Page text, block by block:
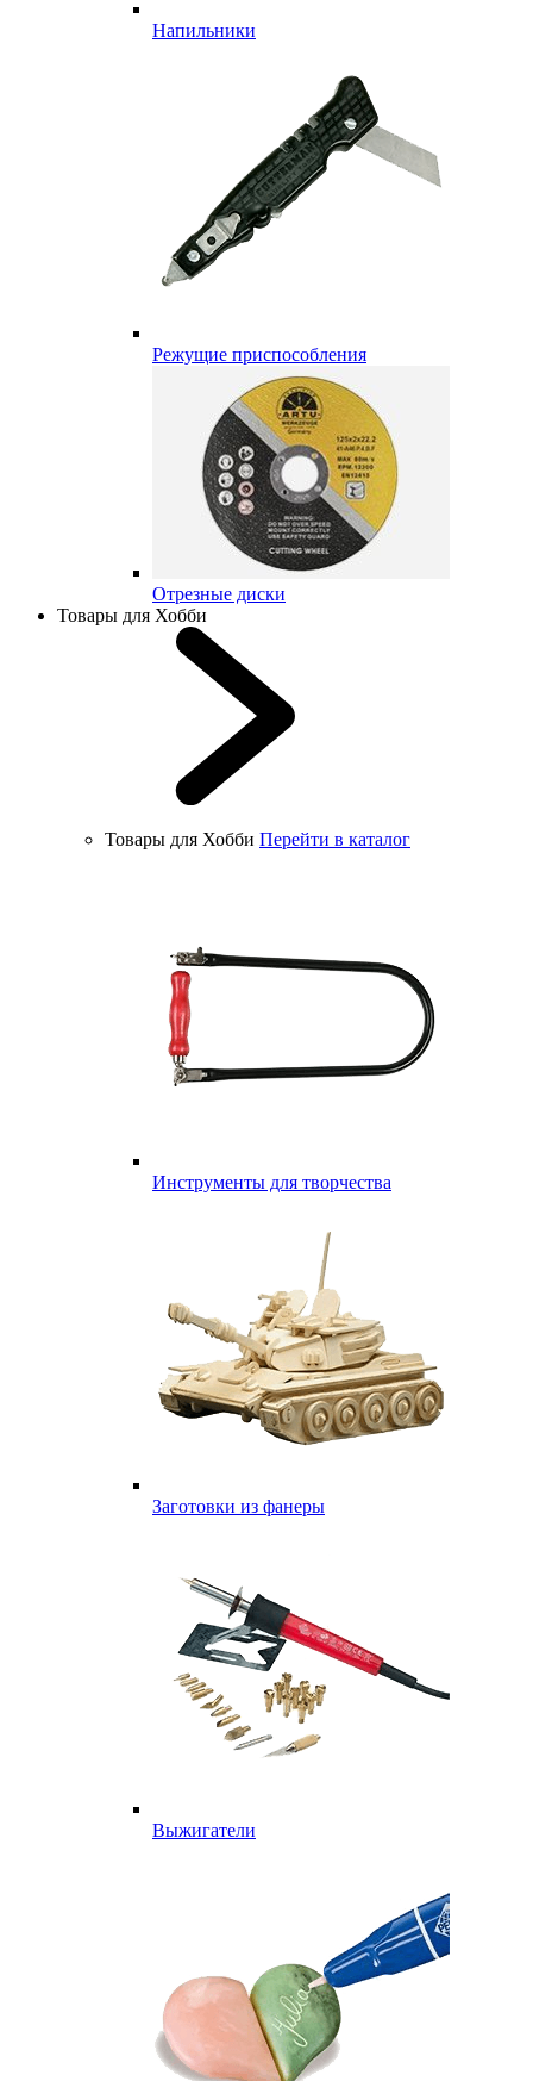
Напильники
Режущие приспособления
Отрезные диски
Товары для Хобби
Товары для Хобби Перейти в каталог
Инструменты для творчества
Заготовки из фанеры
Выжигатели